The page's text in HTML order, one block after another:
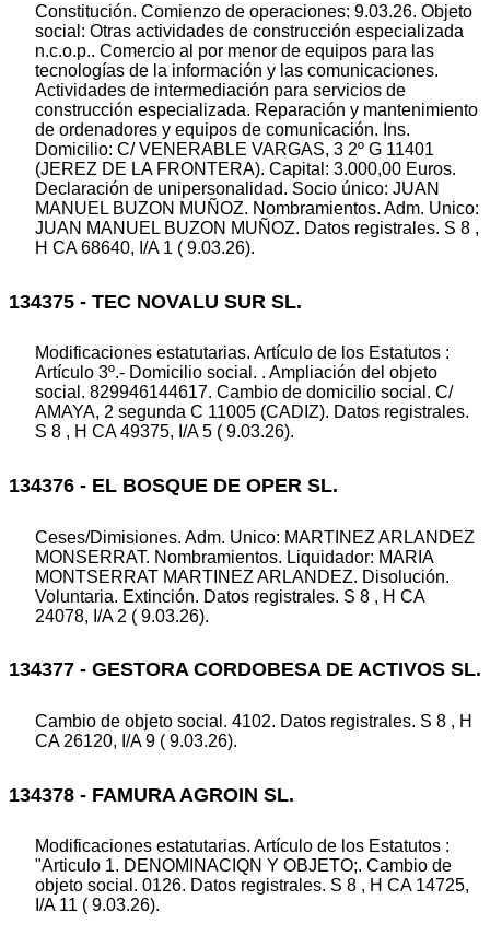
Constitución. Comienzo de operaciones: 9.03.26. Objeto
social: Otras actividades de construcción especializada
n.c.o.p.. Comercio al por menor de equipos para las
tecnologías de la información y las comunicaciones.
Actividades de intermediación para servicios de
construcción especializada. Reparación y mantenimiento
de ordenadores y equipos de comunicación. Ins.
Domicilio: C/ VENERABLE VARGAS, 3 2º G 11401
(JEREZ DE LA FRONTERA). Capital: 3.000,00 Euros.
Declaración de unipersonalidad. Socio único: JUAN
MANUEL BUZON MUÑOZ. Nombramientos. Adm. Unico:
JUAN MANUEL BUZON MUÑOZ. Datos registrales. S 8 ,
H CA 68640, I/A 1 ( 9.03.26).
134375 - TEC NOVALU SUR SL.
Modificaciones estatutarias. Artículo de los Estatutos :
Artículo 3º.- Domicilio social. . Ampliación del objeto
social. 829946144617. Cambio de domicilio social. C/
AMAYA, 2 segunda C 11005 (CADIZ). Datos registrales.
S 8 , H CA 49375, I/A 5 ( 9.03.26).
134376 - EL BOSQUE DE OPER SL.
Ceses/Dimisiones. Adm. Unico: MARTINEZ ARLANDEZ
MONSERRAT. Nombramientos. Liquidador: MARIA
MONTSERRAT MARTINEZ ARLANDEZ. Disolución.
Voluntaria. Extinción. Datos registrales. S 8 , H CA
24078, I/A 2 ( 9.03.26).
134377 - GESTORA CORDOBESA DE ACTIVOS SL.
Cambio de objeto social. 4102. Datos registrales. S 8 , H
CA 26120, I/A 9 ( 9.03.26).
134378 - FAMURA AGROIN SL.
Modificaciones estatutarias. Artículo de los Estatutos :
"Articulo 1. DENOMINACIQN Y OBJETO;. Cambio de
objeto social. 0126. Datos registrales. S 8 , H CA 14725,
I/A 11 ( 9.03.26).